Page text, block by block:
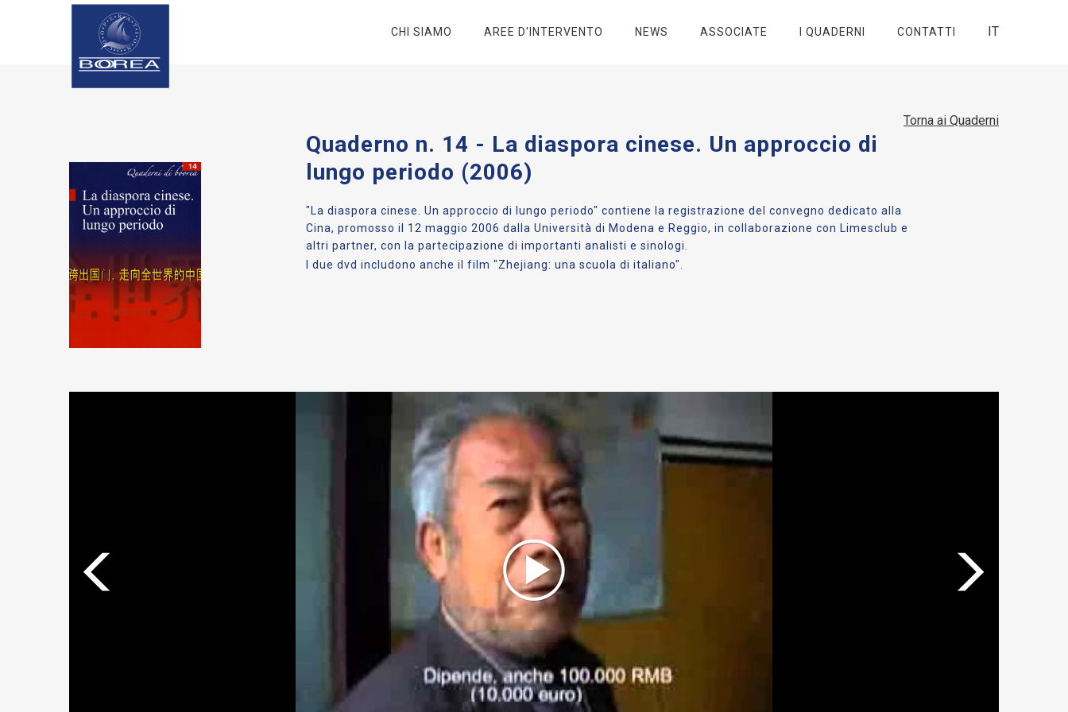
Boorea
IT
CHI SIAMO AREE D'INTERVENTO NEWS ASSOCIATE I QUADERNI CONTATTI
Torna ai Quaderni
Quaderno n. 14 - La diaspora cinese. Un approccio di
lungo periodo (2006)
"La diaspora cinese. Un approccio di lungo periodo" contiene la registrazione del convegno dedicato alla
Cina, promosso il 12 maggio 2006 dalla Università di Modena e Reggio, in collaborazione con Limesclub e
altri partner, con la partecipazione di importanti analisti e sinologi.
I due dvd includono anche il film "Zhejiang: una scuola di italiano".